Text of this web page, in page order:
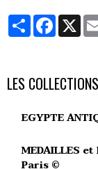
Partager X
LES
EGYPTE
MEDAILLES
Paris ©